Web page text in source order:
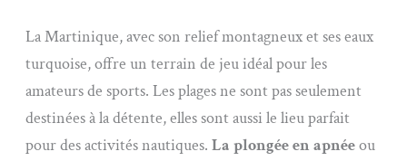
La Martinique, avec son relief montagneux et ses eaux
turquoise, offre un terrain de jeu idéal pour les
amateurs de sports. Les plages ne sont pas seulement
destinées à la détente, elles sont aussi le lieu parfait
pour des activités nautiques.La plongée en apnéeou